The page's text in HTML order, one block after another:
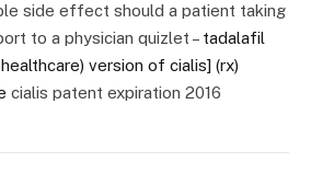
side effect should a patient taking
to a physician quizlet – tadalafil
version of cialis] (rx)
cialis patent expiration 2016